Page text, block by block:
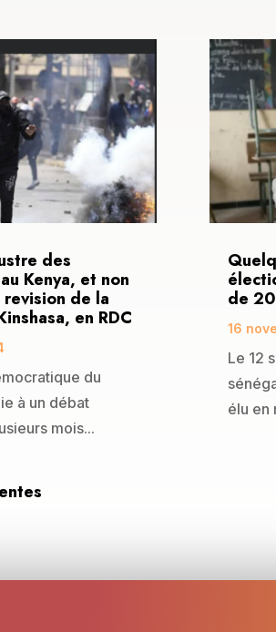
des
Kenya, et non
de la
en RDC
du
à un débat
mois...
de
16
Le 12
élu en